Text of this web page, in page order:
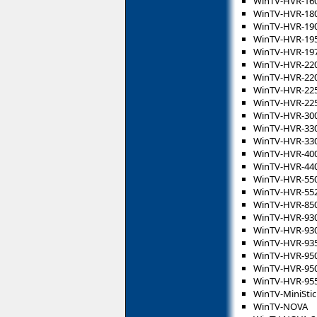
WinTV-HVR-
WinTV-HVR-
WinTV-HVR-
WinTV-HVR-
WinTV-HVR-
WinTV-HVR-
WinTV-HVR-
WinTV-HVR-
WinTV-HVR-
WinTV-HVR-
WinTV-HVR-
WinTV-HVR-
WinTV-HVR-
WinTV-HVR-
WinTV-HVR-
WinTV-HVR-
WinTV-HVR-
WinTV-HVR-
WinTV-HVR-
WinTV-HVR-
WinTV-HVR-
WinTV-HVR-
WinTV-
WinTV-NOVA